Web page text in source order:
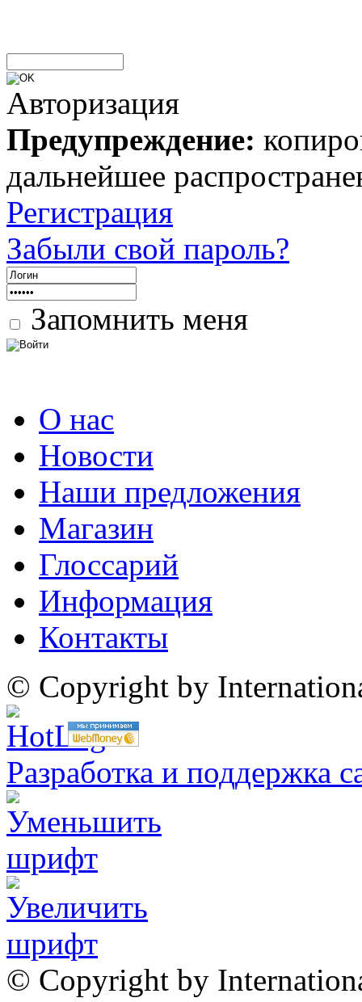
Авторизация
Предупреждение:
дальнейшее
Регистрация
Забыли свой пароль?
Запомнить меня
О нас
Новости
Наши предложения
Магазин
Глоссарий
Информация
Контакты
© Copyright by
Разработка и поддержка
© Copyright by